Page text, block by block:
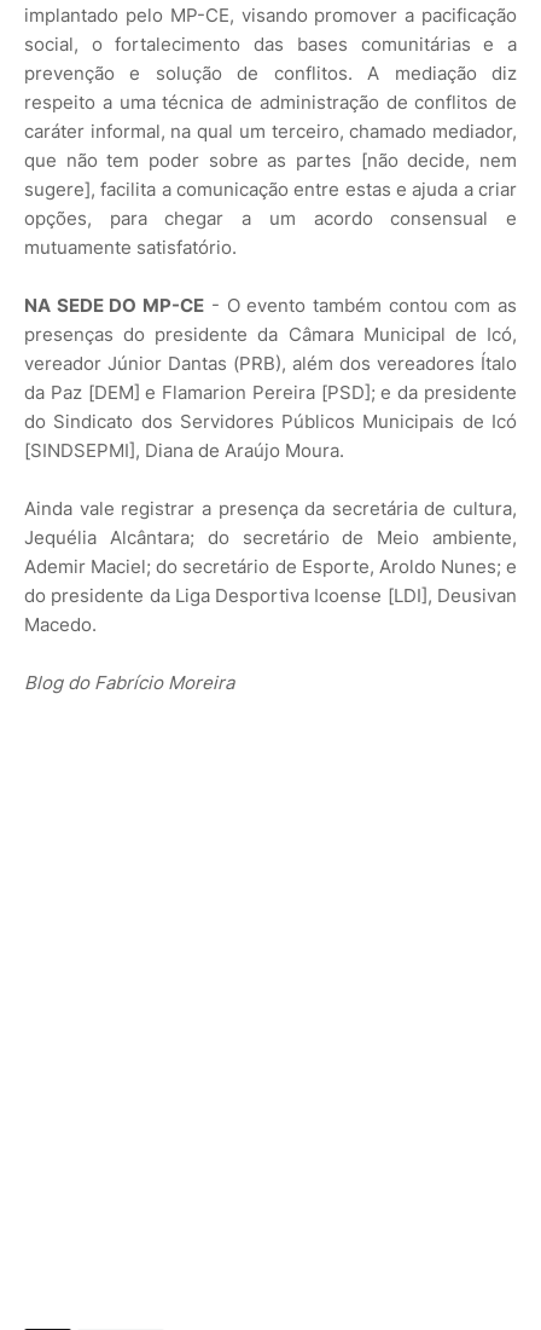
implantado pelo MP-CE, visando promover a pacificação
social, o fortalecimento das bases comunitárias e a
prevenção e solução de conflitos. A mediação diz
respeito a uma técnica de administração de conflitos de
caráter informal, na qual um terceiro, chamado mediador,
que não tem poder sobre as partes [não decide, nem
sugere], facilita a comunicação entre estas e ajuda a criar
opções, para chegar a um acordo consensual e
mutuamente satisfatório.
NA SEDE DO MP-CE - O evento também contou com as
presenças do presidente da Câmara Municipal de Icó,
vereador Júnior Dantas (PRB), além dos vereadores Ítalo
da Paz [DEM] e Flamarion Pereira [PSD]; e da presidente
do Sindicato dos Servidores Públicos Municipais de Icó
[SINDSEPMI], Diana de Araújo Moura.
Ainda vale registrar a presença da secretária de cultura,
Jequélia Alcântara; do secretário de Meio ambiente,
Ademir Maciel; do secretário de Esporte, Aroldo Nunes; e
do presidente da Liga Desportiva Icoense [LDI], Deusivan
Macedo.
Blog do Fabrício Moreira